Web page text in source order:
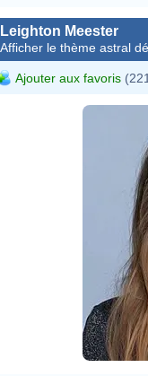
Leighton Meester
Afficher le thème astral
Ajouter aux favoris